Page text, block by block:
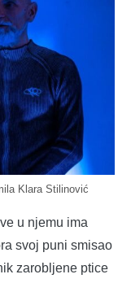
Klara Stilinović
u njemu ima
svoj puni smisao
zarobljene ptice